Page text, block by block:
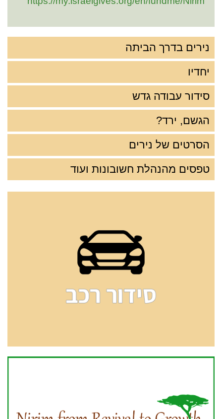
נירים בדרך הביתה
יחדיו
סידור עבודה גדש
הגשם, ירד?
הסרטים של נירים
טפסים מהנהלת חשובונות ועוד